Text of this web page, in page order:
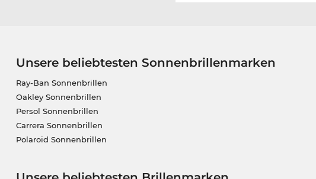
Unsere beliebtesten Sonnenbrillenmarken
Ray-Ban Sonnenbrillen
Oakley Sonnenbrillen
Persol Sonnenbrillen
Carrera Sonnenbrillen
Polaroid Sonnenbrillen